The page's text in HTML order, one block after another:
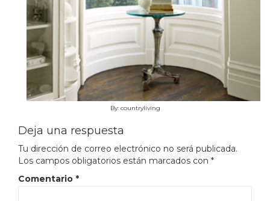
By: countryliving
Deja una respuesta
Tu dirección de correo electrónico no será publicada.
Los campos obligatorios están marcados con *
Comentario *